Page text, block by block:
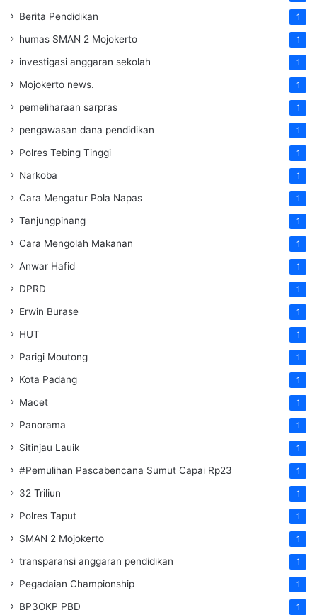
Berita Pendidikan 1
humas SMAN 2 Mojokerto 1
investigasi anggaran sekolah 1
Mojokerto news. 1
pemeliharaan sarpras 1
pengawasan dana pendidikan 1
Polres Tebing Tinggi 1
Narkoba 1
Cara Mengatur Pola Napas 1
Tanjungpinang 1
Cara Mengolah Makanan 1
Anwar Hafid 1
DPRD 1
Erwin Burase 1
HUT 1
Parigi Moutong 1
Kota Padang 1
Macet 1
Panorama 1
Sitinjau Lauik 1
#Pemulihan Pascabencana Sumut Capai Rp23 1
32 Triliun 1
Polres Taput 1
SMAN 2 Mojokerto 1
transparansi anggaran pendidikan 1
Pegadaian Championship 1
BP3OKP PBD 1